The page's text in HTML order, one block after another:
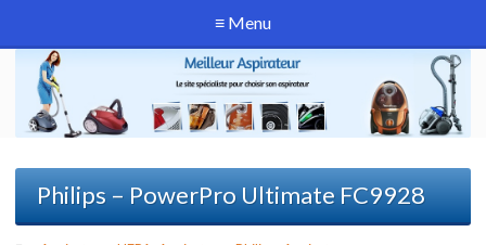
≡ Menu
Philips – PowerPro Ultimate FC9928